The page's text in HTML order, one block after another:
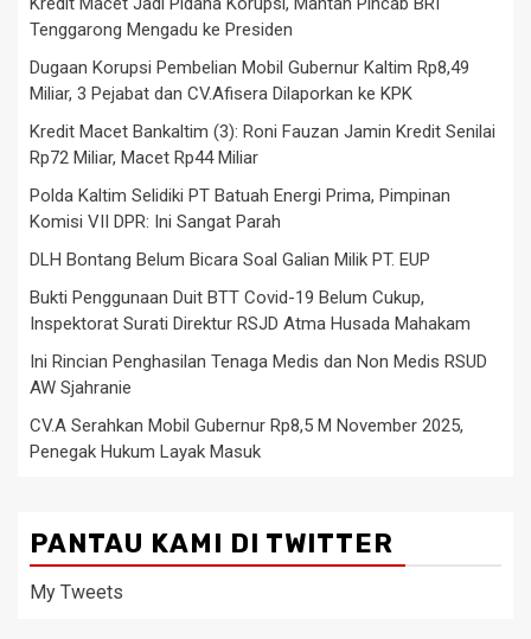
Tenggarong Mengadu ke Presiden
Dugaan Korupsi Pembelian Mobil Gubernur Kaltim Rp8,49
Miliar, 3 Pejabat dan CV.Afisera Dilaporkan ke KPK
Kredit Macet Bankaltim (3): Roni Fauzan Jamin Kredit Senilai
Rp72 Miliar, Macet Rp44 Miliar
Polda Kaltim Selidiki PT Batuah Energi Prima, Pimpinan
Komisi VII DPR: Ini Sangat Parah
DLH Bontang Belum Bicara Soal Galian Milik PT. EUP
Bukti Penggunaan Duit BTT Covid-19 Belum Cukup,
Inspektorat Surati Direktur RSJD Atma Husada Mahakam
Ini Rincian Penghasilan Tenaga Medis dan Non Medis RSUD
AW Sjahranie
CV.A Serahkan Mobil Gubernur Rp8,5 M November 2025,
Penegak Hukum Layak Masuk
PANTAU KAMI DI TWITTER
My Tweets